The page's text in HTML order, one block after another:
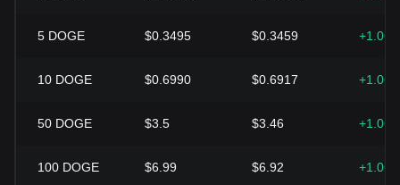
5 DOGE $0.3495 $0.3459
10 DOGE $0.6990 $0.6917
50 DOGE $3.5 $3.46
100 DOGE $6.99 $6.92